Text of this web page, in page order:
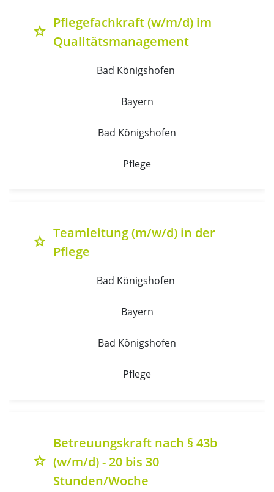
grade
Pflegefachkraft (w/m/d) im
Qualitätsmanagement
Bad Königshofen
Bayern
Bad Königshofen
Pflege
grade
Teamleitung (m/w/d) in der
Pflege
Bad Königshofen
Bayern
Bad Königshofen
Pflege
grade
Betreuungskraft nach § 43b
(w/m/d) - 20 bis 30
Stunden/Woche